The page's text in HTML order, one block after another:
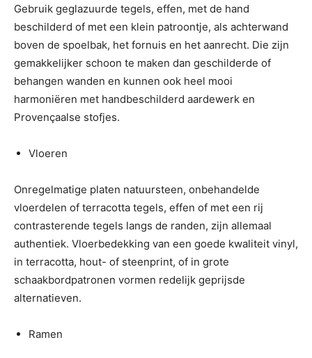
Gebruik geglazuurde tegels, effen, met de hand
beschilderd of met een klein patroontje, als achterwand
boven de spoelbak, het fornuis en het aanrecht. Die zijn
gemakkelijker schoon te maken dan geschilderde of
behangen wanden en kunnen ook heel mooi
harmoniëren met handbeschilderd aardewerk en
Provençaalse stofjes.
Vloeren
Onregelmatige platen natuursteen, onbehandelde
vloerdelen of terracotta tegels, effen of met een rij
contrasterende tegels langs de randen, zijn allemaal
authentiek. Vloerbedekking van een goede kwaliteit vinyl,
in terracotta, hout- of steenprint, of in grote
schaakbordpatronen vormen redelijk geprijsde
alternatieven.
Ramen